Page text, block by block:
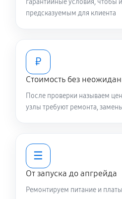
гарантийные условия, чтобы
предсказуемым для клиента
₽
Стоимость без
После проверки называем
узлы требуют ремонта,
☰
От запуска до апгрейда
Ремонтируем питание и